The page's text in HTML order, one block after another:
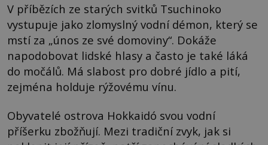
V příbězích ze starých svitků Tsuchinoko
vystupuje jako zlomyslný vodní démon, který se
mstí za „únos ze své domoviny“. Dokáže
napodobovat lidské hlasy a často je také láká
do močálů. Má slabost pro dobré jídlo a pití,
zejména holduje rýžovému vínu.
Obyvatelé ostrova Hokkaidó svou vodní
příšerku zbožňují. Mezi tradiční zvyk, jak si